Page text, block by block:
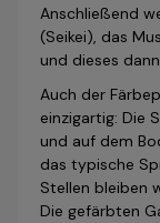
Anschließend
(Seikei), das
und dieses
Auch der
einzigartig: Die
und auf dem
das typische
Stellen bleiben
Die gefärbten